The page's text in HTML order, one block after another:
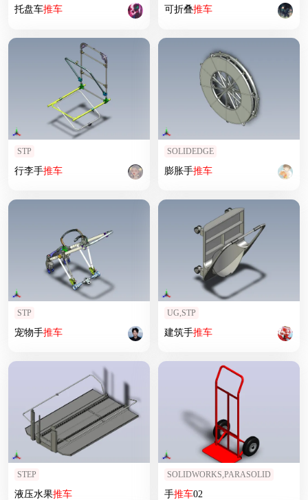
托盘车推车 可折叠推车
STP
行李手推车
SOLIDEDGE
膨胀手推车
STP
宠物手推车
UG,STP
建筑手推车
STEP
液压水果推车
SOLIDWORKS,PARASOLID
手推车02